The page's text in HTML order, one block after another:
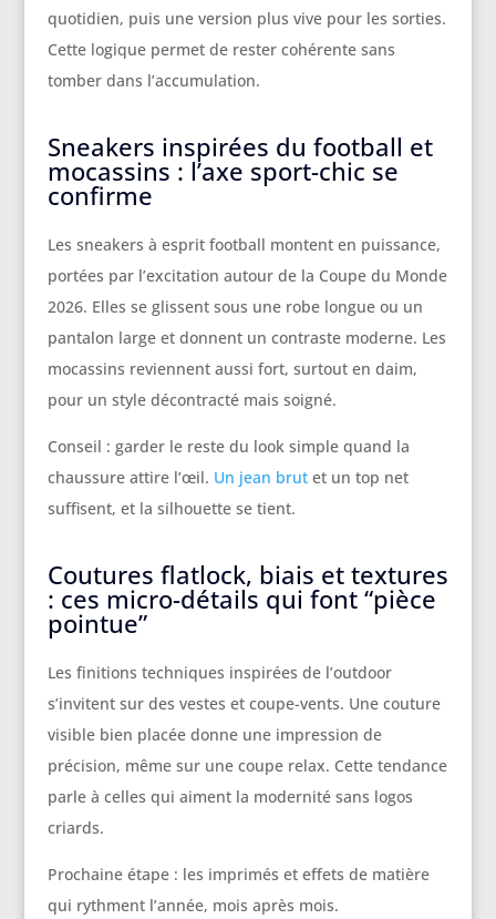
quotidien, puis une version plus vive pour les sorties.
Cette logique permet de rester cohérente sans
tomber dans l’accumulation.
Sneakers inspirées du football et
mocassins : l’axe sport-chic se
confirme
Les sneakers à esprit football montent en puissance,
portées par l’excitation autour de la Coupe du Monde
2026. Elles se glissent sous une robe longue ou un
pantalon large et donnent un contraste moderne. Les
mocassins reviennent aussi fort, surtout en daim,
pour un style décontracté mais soigné.
Conseil : garder le reste du look simple quand la
chaussure attire l’œil. Un jean brutet un top net
suffisent, et la silhouette se tient.
Coutures flatlock, biais et textures
: ces micro-détails qui font “pièce
pointue”
Les finitions techniques inspirées de l’outdoor
s’invitent sur des vestes et coupe-vents. Une couture
visible bien placée donne une impression de
précision, même sur une coupe relax. Cette tendance
parle à celles qui aiment la modernité sans logos
criards.
Prochaine étape : les imprimés et effets de matière
qui rythment l’année, mois après mois.